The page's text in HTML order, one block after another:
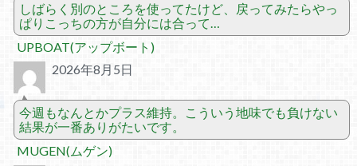
しばらく別のところを使ってたけど、戻ってみたらやっ
ぱりこっちの方が自分には合って…
UPBOAT(アップボート)
2026年8月5日
今週もなんとかプラス維持。こういう地味でも負けない
結果が一番ありがたいです。
MUGEN(ムゲン)